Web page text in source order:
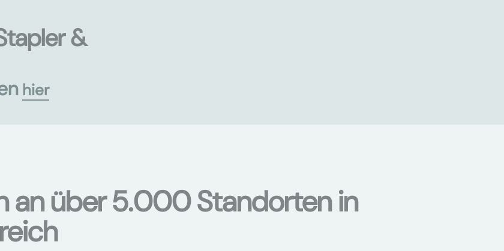
&
hier
an über 5.000 Standorten in